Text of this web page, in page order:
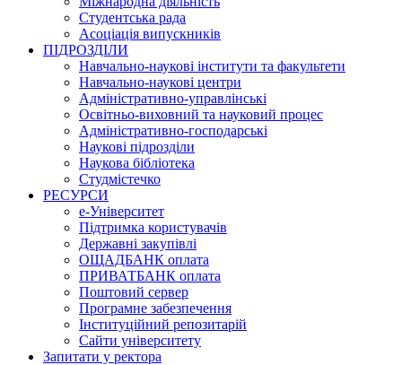
Студентська рада
Асоціація випускників
ПІДРОЗДІЛИ
Навчально-наукові інститути та факультети
Навчально-наукові центри
Адміністративно-управлінські
Освітньо-виховний та науковий процес
Адміністративно-господарські
Наукові підрозділи
Наукова бібліотека
Студмістечко
РЕСУРСИ
е-Університет
Підтримка користувачів
Державні закупівлі
ОЩАДБАНК оплата
ПРИВАТБАНК оплата
Поштовий сервер
Програмне забезпечення
Інституційний репозитарій
Сайти університету
Запитати у ректора